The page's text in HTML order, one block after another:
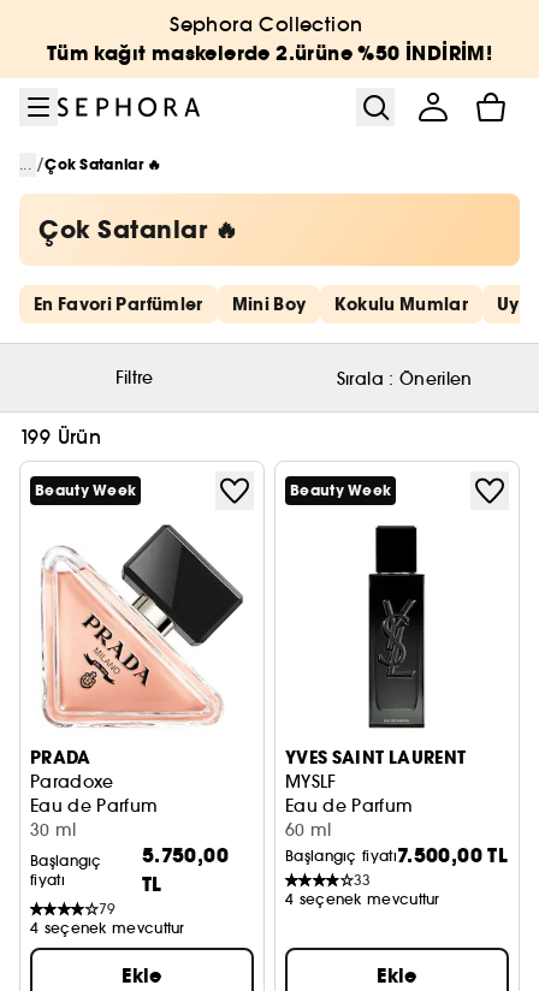
Sephora Collection
Tüm kağıt maskelerde 2.ürüne %50 İNDİRİM!
... /Çok Satanlar 🔥
Çok Satanlar 🔥
Hızlı bağlantıları atla
En Favori Parfümler Mini Boy Kokulu Mumlar
Filtre Sırala : Önerilen
199 Ürün
Beauty Week
PRADA
Paradoxe
Eau de Parfum
30 ml
Başlangıç
fiyatı
5.750,00
TL
79
4 seçenek mevcuttur
Ekle
Beauty Week
YVES SAINT LAURENT
MYSLF
Eau de Parfum
60 ml
Başlangıç fiyatı7.500,00 TL
33
4 seçenek mevcuttur
Ekle